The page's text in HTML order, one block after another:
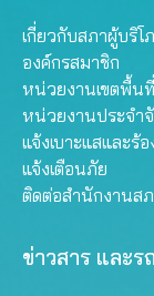
เกี่ยวกับสภาผู้บริโ
องค์กรสมาชิก
หน่วยงานเขตพื้นที่
หน่วยงานประจำ
แจ้งเบาะแสและร้
แจ้งเตือนภัย
ติดต่อสำนักงานส
ข่าวสาร และร